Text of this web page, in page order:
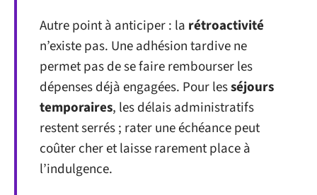
Autre point à anticiper : la rétroactivité
n’existe pas. Une adhésion tardive ne
permet pas de se faire rembourser les
dépenses déjà engagées. Pour lesséjours
temporaires, les délais administratifs
restent serrés ; rater une échéance peut
coûter cher et laisse rarement place à
l’indulgence.